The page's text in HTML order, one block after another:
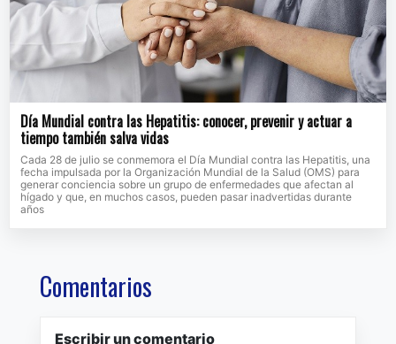
Día Mundial contra las Hepatitis: conocer, prevenir y actuar a
tiempo también salva vidas
Cada 28 de julio se conmemora el Día Mundial contra las Hepatitis, una
fecha impulsada por la Organización Mundial de la Salud (OMS) para
generar conciencia sobre un grupo de enfermedades que afectan al
hígado y que, en muchos casos, pueden pasar inadvertidas durante
años
Comentarios
Escribir un comentario